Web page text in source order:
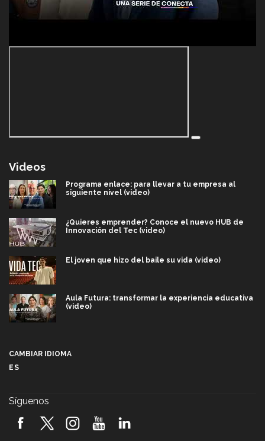
Videos
Programa enlace: para llevar a tu empresa al
siguiente nivel (video)
¿Quieres emprender? Conoce el nuevo HUB de
Innovación del Tec (video)
El joven que hizo del baile su vida (video)
Aula Futura: transformar la experiencia educativa
(video)
2026! (video)
CAMBIAR IDIOMA
ES
Síguenos